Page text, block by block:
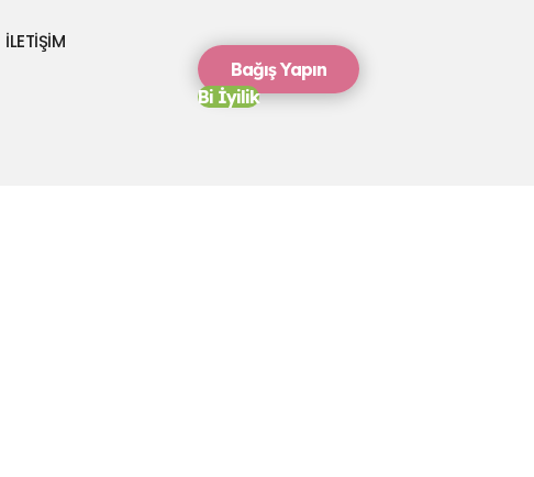
İLETİŞİM
Bağış Yapın
Bi İyilik